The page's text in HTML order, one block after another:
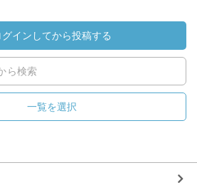
グインしてから投稿する
一覧を選択